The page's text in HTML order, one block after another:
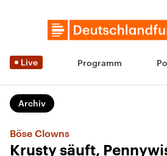
Live Programm
Archiv
Böse Clowns
Krusty säuft,